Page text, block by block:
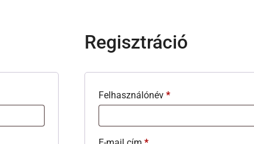
Regisztráció
Felhasználónév*